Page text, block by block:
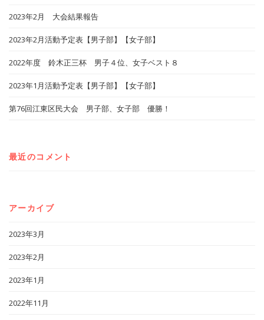
2023年2月 大会結果報告
2023年2月活動予定表【男子部】【女子部】
2022年度 鈴木正三杯 男子４位、女子ベスト８
2023年1月活動予定表【男子部】【女子部】
第76回江東区民大会 男子部、女子部 優勝！
最近のコメント
アーカイブ
2023年3月
2023年2月
2023年1月
2022年11月